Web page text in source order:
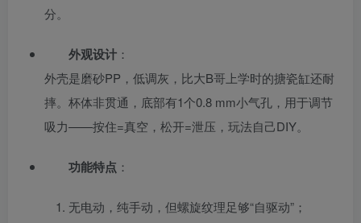
分。
外观设计 ：
外壳是磨砂PP，低调灰，比大B哥上学时的搪瓷缸还耐
摔。杯体非贯通，底部有1个0.8 mm小气孔，用于调节
吸力——按住=真空，松开=泄压，玩法自己DIY。
功能特点 ：
无电动，纯手动，但螺旋纹理足够“自驱动”；